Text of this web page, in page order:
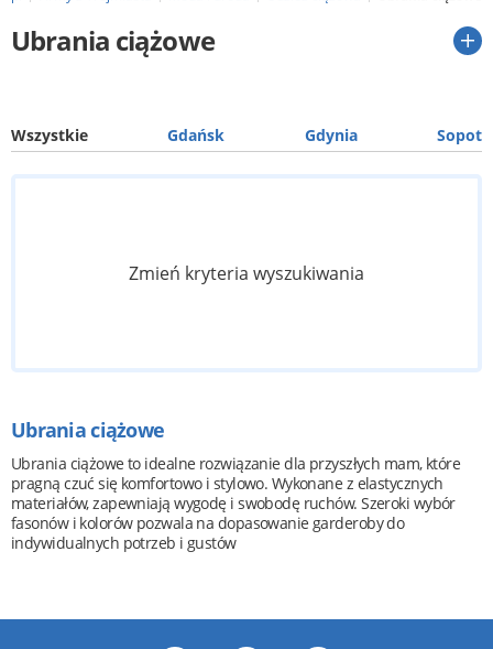
Ubrania ciążowe
Wszystkie Gdańsk Gdynia Sopot
Zmień kryteria wyszukiwania
Ubrania ciążowe
Ubrania ciążowe to idealne rozwiązanie dla przyszłych mam, które
pragną czuć się komfortowo i stylowo. Wykonane z elastycznych
materiałów, zapewniają wygodę i swobodę ruchów. Szeroki wybór
fasonów i kolorów pozwala na dopasowanie garderoby do
indywidualnych potrzeb i gustów